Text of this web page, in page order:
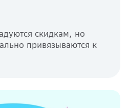
скидкам, но
привязываются к